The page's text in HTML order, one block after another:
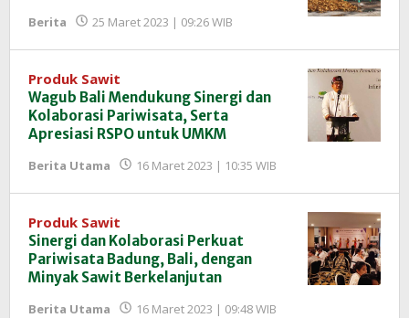
Berita 25 Maret 2023 | 09:26 WIB
InfoSAWIT
Produk Sawit
Wagub Bali Mendukung Sinergi dan
Kolaborasi Pariwisata, Serta
Apresiasi RSPO untuk UMKM
Berita Utama 16 Maret 2023 | 10:35 WIB
InfoSAWIT
Produk Sawit
Sinergi dan Kolaborasi Perkuat
Pariwisata Badung, Bali, dengan
Minyak Sawit Berkelanjutan
Berita Utama 16 Maret 2023 | 09:48 WIB